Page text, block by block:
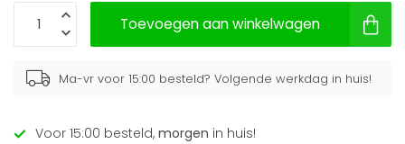
Toevoegen aan winkelwagen
Ma-vr voor 15:00 besteld? Volgende werkdag in huis!
Voor 15:00 besteld, morgen in huis!